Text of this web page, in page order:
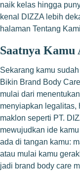
naik kelas hingga
kenal DIZZA lebih
halaman Tentang
Saatnya
Sekarang kamu
Bikin Brand Body
mulai dari
menyiapkan legalitas,
maklon seperti PT.
mewujudkan ide
ada di tangan kamu:
atau mulai kamu
jadi brand body care